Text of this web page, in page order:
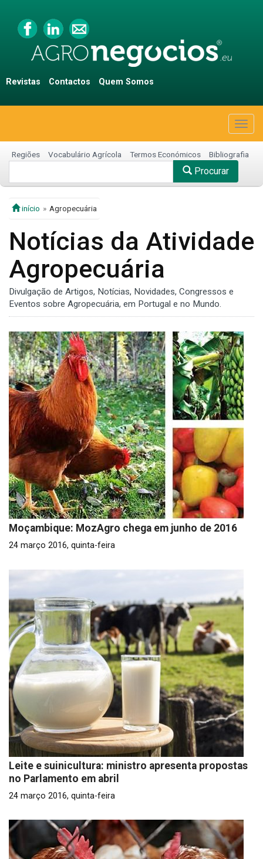
Revistas Contactos Quem Somos
Regiões Vocabulário Agrícola Termos Económicos Bibliografia
Procurar
início Agropecuária
Notícias da Atividade
Agropecuária
Divulgação de Artigos, Notícias, Novidades, Congressos e
Eventos sobre Agropecuária, em Portugal e no Mundo.
Moçambique: MozAgro chega em junho de 2016
24 março 2016, quinta-feira
Leite e suinicultura: ministro apresenta propostas
no Parlamento em abril
24 março 2016, quinta-feira